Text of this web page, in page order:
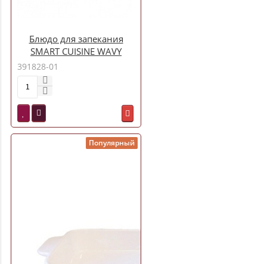
Блюдо для запекания
SMART CUISINE WAVY
прямоугольное 34X25см
391828-01
Популярный